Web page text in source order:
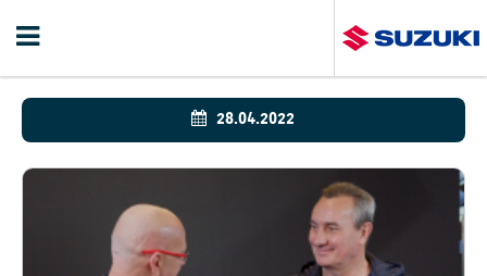
28.04.2022